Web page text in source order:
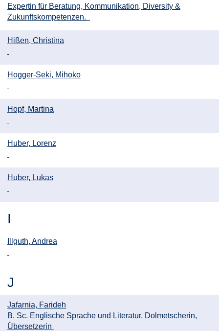
Expertin für Beratung, Kommunikation, Diversity &
Zukunftskompetenzen.
Hißen, Christina
Hogger-Seki, Mihoko
Hopf, Martina
Huber, Lorenz
Huber, Lukas
I
Illguth, Andrea
J
Jafarnia, Farideh
B. Sc. Englische Sprache und Literatur, Dolmetscherin,
Übersetzerin